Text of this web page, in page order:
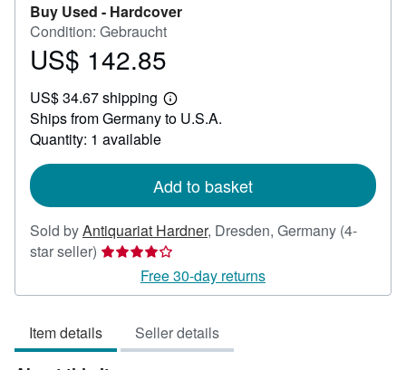
Buy Used - Hardcover
Condition: Gebraucht
Price
142.85
US$ 142.85
US$ 34.67 shipping
Learn
more
Ships from Germany to U.S.A.
Quantity: 1 available
Add to basket
Sold byAntiquariat Hardner, Dresden, Germany (4-
star seller) Seller
4
of
5
Free 30-day returns
Item details Seller details